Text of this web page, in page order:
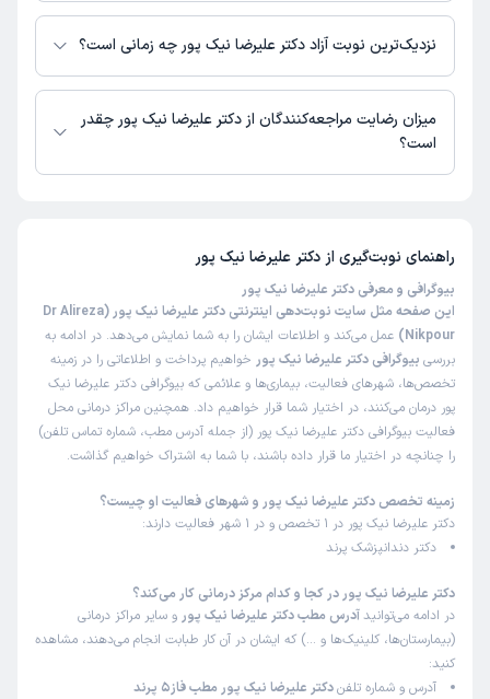
در حال حاضر اطلاعاتی درباره ارائه ویزیت آنلاین توسط دکتر علیرضا نیک پور در
دسترس نیست. برای دریافت اطلاعات دقیق‌تر، لطفاً با مطب تماس بگیرید.
نزدیک‌ترین نوبت آزاد دکتر علیرضا نیک پور چه زمانی است؟
زمان نوبت‌دهی و پذیرش بیماران با هماهنگی مطب مشخص می‌شود.
میزان رضایت مراجعه‌کنندگان از دکتر علیرضا نیک پور چقدر
است؟
راهنمای نوبت‌گیری از دکتر علیرضا نیک پور
بیوگرافی و معرفی دکتر علیرضا نیک پور
این صفحه مثل سایت نوبت‌دهی اینترنتی دکتر علیرضا نیک پور (Dr Alireza
Nikpour)
عمل می‌کند و اطلاعات ایشان را به شما نمایش می‌دهد. در ادامه به
بررسی بیوگرافی دکتر علیرضا نیک پور خواهیم پرداخت و اطلاعاتی را در زمینه
تخصص‌ها، شهرهای فعالیت، بیماری‌ها و علائمی که بیوگرافی دکتر علیرضا نیک
پور درمان می‌کنند، در اختیار شما قرار خواهیم داد. همچنین مراکز درمانی محل
فعالیت بیوگرافی دکتر علیرضا نیک پور (از جمله آدرس مطب، شماره تماس تلفن)
را چنانچه در اختیار ما قرار داده باشند، با شما به اشتراک خواهیم گذاشت.
زمینه تخصص دکتر علیرضا نیک پور و شهرهای فعالیت او چیست؟
دکتر علیرضا نیک پور در 1 تخصص و در 1 شهر فعالیت دارند:
دکتر دندانپزشک پرند
دکتر علیرضا نیک پور در کجا و کدام مرکز درمانی کار می‌کند؟
در ادامه می‌توانید آدرس مطب دکتر علیرضا نیک پور و سایر مراکز درمانی
(بیمارستان‌ها، کلینیک‌ها و …) که ایشان در آن کار طبابت انجام می‌دهند، مشاهده
کنید:
آدرس و شماره تلفندکتر علیرضا نیک پور مطب فاز5 پرند